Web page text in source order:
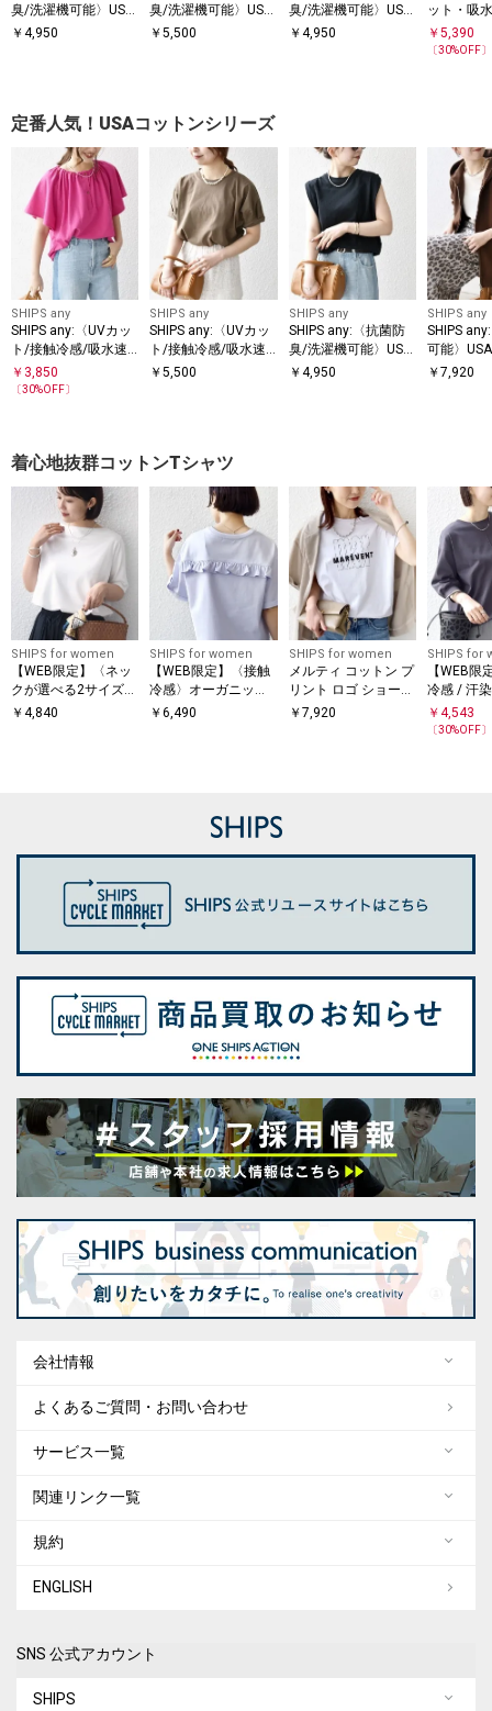
臭/洗濯機可能〉USA
コットン フレンチス
￥ 4,950
臭/洗濯機可能〉USA
コットン 配色 ステッ
￥5,500
臭/洗濯機可能〉USA
コットン ラウンドヘ
￥ 4,950
ット・吸
菌防臭〉
ェーブ
￥5,390
〔30%OFF〕
定番人気！USAコットンシリーズ
SHIPS any
SHIPS any:〈UVカッ
ト/接触冷感/吸水速
乾/洗濯機可能〉USA
コットン フレア TEE
￥ 3,850
〔30%OFF〕
SHIPS any
SHIPS any:〈UVカッ
ト/接触冷感/吸水速
乾/洗濯機可能〉USA
￥5,500
SHIPS any
SHIPS any:〈抗菌防
臭/洗濯機可能〉USA
コットン ラウンドヘ
￥ 4,950
SHIPS any
SHIPS
可能〉
裏起毛 ジ
￥7,920
着心地抜群コットンTシャツ
SHIPS for women
【WEB限定】〈ネッ
クが選べる2サイズ展
開〉オーガニックコ
￥ 4,840
SHIPS for women
【WEB限定】〈接触
冷感〉オーガニック
コットン フリル TEE
￥6,490
SHIPS for women
メルティ コットン プ
リント ロゴ ショート
スリーブ Tシャツ
￥ 7,920
SHIPS for
【WEB限
冷感 / 汗
工〉オー
ットン 裾
￥4,543
〔30%OFF〕
会社情報
よくあるご質問・お問い合わせ
サービス一覧
関連リンク一覧
規約
ENGLISH
SNS 公式アカウント
SHIPS